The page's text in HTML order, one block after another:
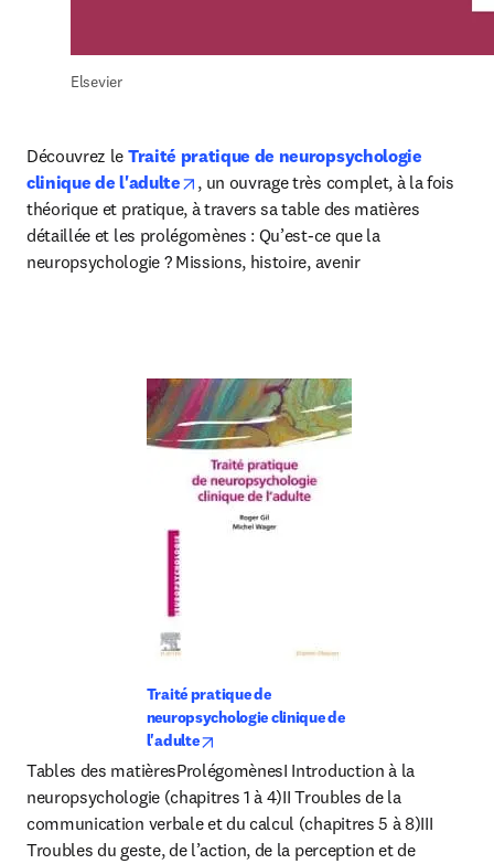
Elsevier
Découvrez le Traité pratique de neuropsychologie
clinique de l'adulte
opens in new tab/window
, un ouvrage très complet, à la fois
théorique et pratique, à travers sa table des matières
détaillée et les prolégomènes : Qu’est-ce que la
neuropsychologie ? Missions, histoire, avenir
Traité pratique de
neuropsychologie clinique de
l'adulte
Tables des matièresProlégomènesI Introduction à la
neuropsychologie (chapitres 1 à 4)II Troubles de la
communication verbale et du calcul (chapitres 5 à 8)III
Troubles du geste, de l’action, de la perception et de